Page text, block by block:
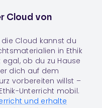
Cloud von
die Cloud kannst du
in Ethik
ob du zu Hause
dich auf dem
vorbereiten willst –
Ethik-Unter­richt mobil.
und erhalte